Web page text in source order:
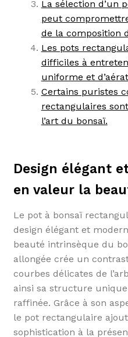
La sélection d’un
peut
de la composition
Les pots
difficiles à
uniforme et
Certains puristes
rectangulaires
l’art du bonsaï.
Design élégant
en valeur la
Le pot à bonsaï
design élégant et
beauté intrinsèque du
allongée crée un
courbes délicates de
ainsi sa structure
raffinée. Grâce à son
le pot rectangulaire
sophistication à la